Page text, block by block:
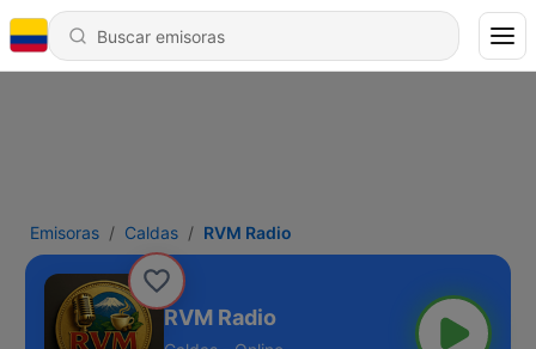
Emisoras Caldas RVM Radio
RVM Radio